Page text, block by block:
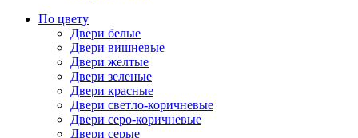
По цвету
Двери белые
Двери вишневые
Двери желтые
Двери зеленые
Двери красные
Двери светло-коричневые
Двери серо-коричневые
Двери серые